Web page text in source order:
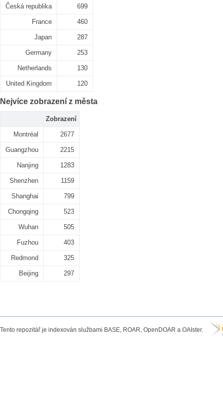
Česká republika 699
France 460
Japan 287
Germany 253
Netherlands 130
United Kingdom 120
Nejvíce zobrazení z města
Zobrazení
Montréal 2677
Guangzhou 2215
Nanjing 1283
Shenzhen 1159
Shanghai 799
Chongqing 523
Wuhan 505
Fuzhou 403
Redmond 325
Beijing 297
Tento repozitář je indexován službami BASE, ROAR, OpenDOAR a OAIster.